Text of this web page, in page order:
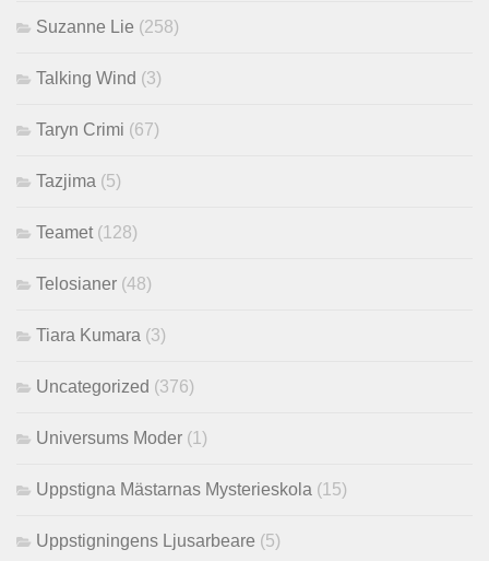
Suzanne Lie (258)
Talking Wind (3)
Taryn Crimi (67)
Tazjima (5)
Teamet (128)
Telosianer (48)
Tiara Kumara (3)
Uncategorized (376)
Universums Moder (1)
Uppstigna Mästarnas Mysterieskola (15)
Uppstigningens Ljusarbeare (5)